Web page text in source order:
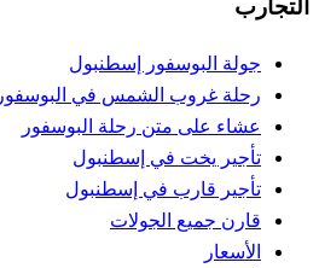
التجارب
جولة البوسفور إسطنبول
رحلة غروب الشمس في البوسفور
عشاء على متن رحلة البوسفور
تأجير يخت في إسطنبول
تأجير قارب في إسطنبول
قارن جميع الجولات
الأسعار